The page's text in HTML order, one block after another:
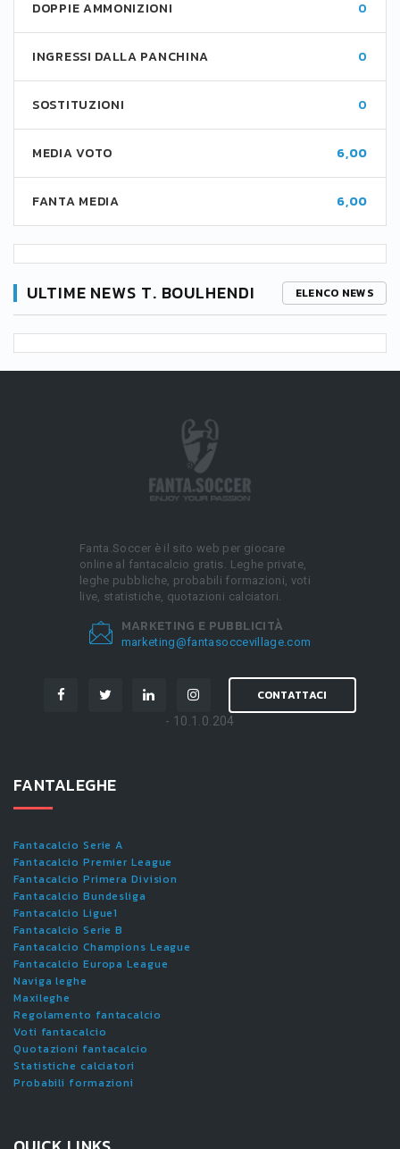
DOPPIE AMMONIZIONI 0
INGRESSI DALLA PANCHINA 0
SOSTITUZIONI 0
MEDIA VOTO 6,00
FANTA MEDIA 6,00
ULTIME NEWS T. BOULHENDI ELENCO NEWS
Fanta.Soccer è il sito web per giocare
online al fantacalcio gratis. Leghe private,
leghe pubbliche, probabili formazioni, voti
live, statistiche, quotazioni calciatori.
MARKETING E PUBBLICITÀ
marketing@fantasoccevillage.com
CONTATTACI
- 10.1.0.204
FANTALEGHE
Fantacalcio Serie A
Fantacalcio Premier League
Fantacalcio Primera Division
Fantacalcio Bundesliga
Fantacalcio Ligue1
Fantacalcio Serie B
Fantacalcio Champions League
Fantacalcio Europa League
Naviga leghe
Maxileghe
Regolamento fantacalcio
Voti fantacalcio
Quotazioni fantacalcio
Statistiche calciatori
Probabili formazioni